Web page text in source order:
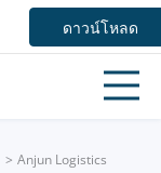
ดาวน์โหลด
Anjun Logistics